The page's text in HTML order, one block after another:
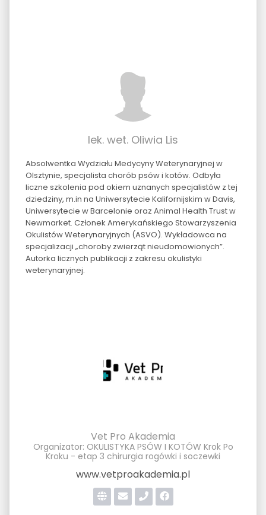
lek. wet. Oliwia Lis
Absolwentka Wydziału Medycyny Weterynaryjnej w
Olsztynie, specjalista chorób psów i kotów. Odbyła
liczne szkolenia pod okiem uznanych specjalistów z tej
dziedziny, m.in na Uniwersytecie Kalifornijskim w Davis,
Uniwersytecie w Barcelonie oraz Animal Health Trust w
Newmarket. Członek Amerykańskiego Stowarzyszenia
Okulistów Weterynaryjnych (ASVO). Wykładowca na
specjalizacji „choroby zwierząt nieudomowionych”.
Autorka licznych publikacji z zakresu okulistyki
weterynaryjnej.
Vet Pro Akademia
Organizator: OKULISTYKA PSÓW I KOTÓW Krok Po
Kroku - etap 3 chirurgia rogówki i soczewki
www.vetproakademia.pl